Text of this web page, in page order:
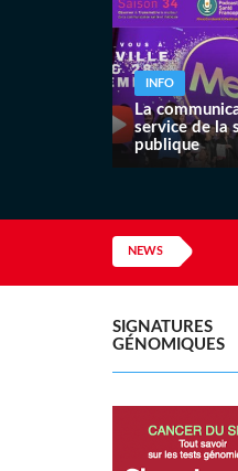
d'amélioration,
des approches
INFO
La
service de la
publique
34ème saison.
NEWS
SIGNATURES
GÉNOMIQUES